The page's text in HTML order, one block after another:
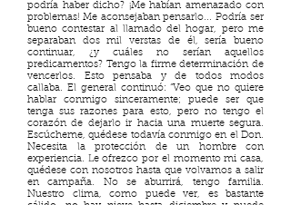
podría haber dicho? ¡Me habían amenazado con
problemas! Me aconsejaban pensarlo... Podría ser
bueno contestar al llamado del hogar, pero me
separaban dos mil verstas de él, sería bueno
continuar, ¿y cuáles no serían aquellos
predicamentos? Tengo la firme determinación de
vencerlos. Esto pensaba y de todos modos
callaba. El general continuó: “Veo que no quiere
hablar conmigo sinceramente; puede ser que
tenga sus razones para esto, pero no tengo el
corazón de dejarlo ir hacia una muerte segura.
Escúcheme, quédese todavía conmigo en el Don.
Necesita la protección de un hombre con
experiencia. Le ofrezco por el momento mi casa,
quédese con nosotros hasta que volvamos a salir
en campaña. No se aburrirá, tengo familia.
Nuestro clima, como puede ver, es bastante